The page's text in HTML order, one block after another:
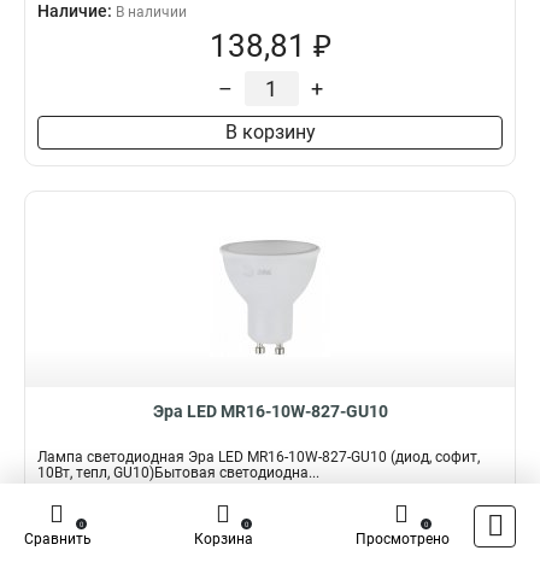
Наличие: В наличии
138,81 ₽
– +
В корзину
Эра LED MR16-10W-827-GU10
Лампа светодиодная Эра LED MR16-10W-827-GU10 (диод, софит,
10Вт, тепл, GU10)Бытовая светодиодна...
Подробнее
Наличие:
Сравнить
0
Корзина
0
Просмотрено
0